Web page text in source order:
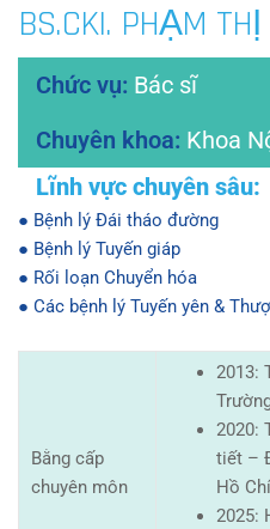
BS.CKI. PHẠM
Bác sĩ
Khoa
● Bệnh lý Đái tháo đường
● Bệnh lý Tuyến giáp
● Rối loạn Chuyển hóa
● Các bệnh lý Tuyến yên &
Bằng cấp
chuyên môn
2013:
2020:
tiết –
Hồ
2025: